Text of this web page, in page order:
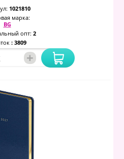
1021810
марка:
BG
опт: 2
: 3809
+